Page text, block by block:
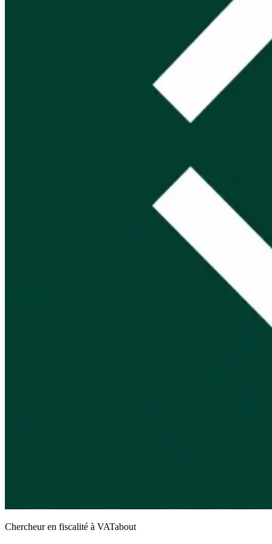
Chercheur en fiscalité à VATabout